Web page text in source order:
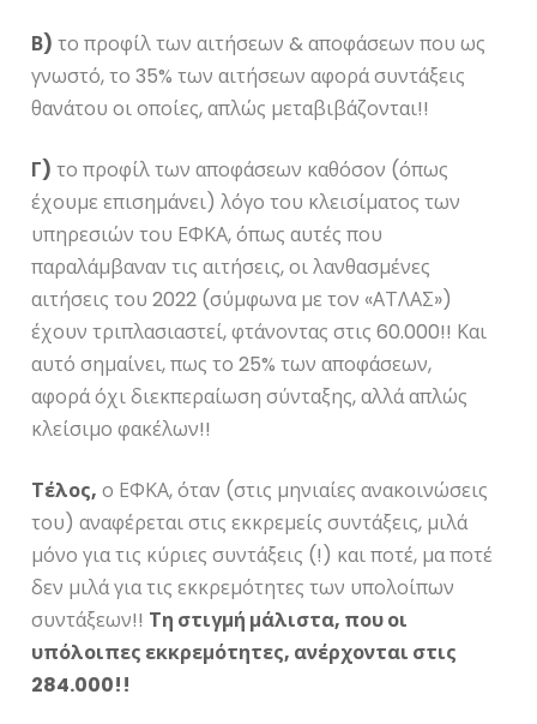
Β) το προφίλ των αιτήσεων & αποφάσεων που ως
γνωστό, το 35% των αιτήσεων αφορά συντάξεις
θανάτου οι οποίες, απλώς μεταβιβάζονται!!
Γ) το προφίλ των αποφάσεων καθόσον (όπως
έχουμε επισημάνει) λόγο του κλεισίματος των
υπηρεσιών του ΕΦΚΑ, όπως αυτές που
παραλάμβαναν τις αιτήσεις, οι λανθασμένες
αιτήσεις του 2022 (σύμφωνα με τον «ΑΤΛΑΣ»)
έχουν τριπλασιαστεί, φτάνοντας στις 60.000!! Και
αυτό σημαίνει, πως το 25% των αποφάσεων,
αφορά όχι διεκπεραίωση σύνταξης, αλλά απλώς
κλείσιμο φακέλων!!
Τέλος, ο ΕΦΚΑ, όταν (στις μηνιαίες ανακοινώσεις
του) αναφέρεται στις εκκρεμείς συντάξεις, μιλά
μόνο για τις κύριες συντάξεις (!) και ποτέ, μα ποτέ
δεν μιλά για τις εκκρεμότητες των υπολοίπων
συντάξεων!! Τη στιγμή μάλιστα, που οι
υπόλοιπες εκκρεμότητες, ανέρχονται στις
284.000!!